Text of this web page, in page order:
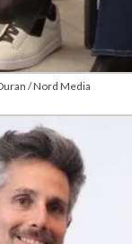
/ Nord Media